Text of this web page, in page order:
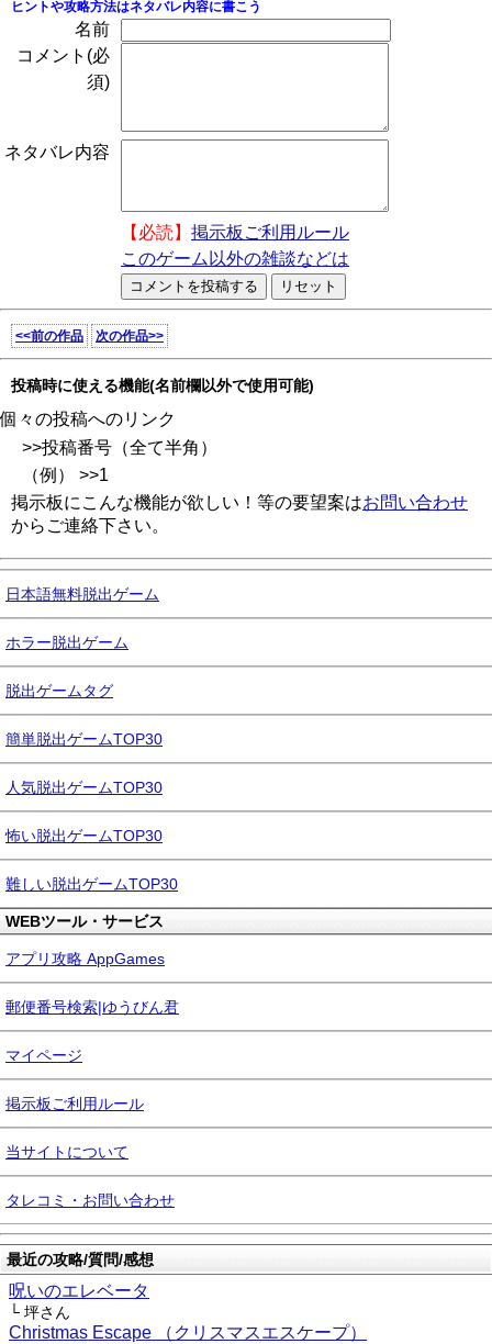
ヒントや攻略方法はネタバレ内容に書こう
名前
コメント(必
須)
ネタバレ内容
【必読】 掲示板ご利用ルール
このゲーム以外の雑談などは
<<前の作品 次の作品>>
投稿時に使える機能(名前欄以外で使用可能)
個々の投稿へのリンク
>>投稿番号（全て半角）
（例） >>1
掲示板にこんな機能が欲しい！等の要望案はお問い合わせ
からご連絡下さい。
日本語無料脱出ゲーム
ホラー脱出ゲーム
脱出ゲームタグ
簡単脱出ゲームTOP30
人気脱出ゲームTOP30
怖い脱出ゲームTOP30
難しい脱出ゲームTOP30
WEBツール・サービス
アプリ攻略 AppGames
郵便番号検索|ゆうびん君
マイページ
掲示板ご利用ルール
当サイトについて
タレコミ・お問い合わせ
最近の攻略/質問/感想
呪いのエレベータ
└ 坪さん
Christmas Escape （クリスマスエスケープ）